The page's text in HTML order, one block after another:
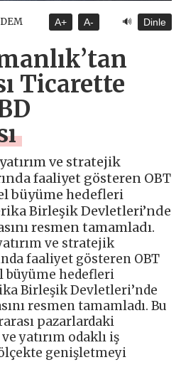
A+ A- 🔊 Dinle
Ticarette
ve stratejik
faaliyet gösteren OBT
büyüme hedefleri
Birleşik Devletleri’nde
resmen tamamladı.
ve stratejik
faaliyet gösteren OBT
büyüme hedefleri
Birleşik Devletleri’nde
resmen tamamladı. Bu
pazarlardaki
yatırım odaklı iş
genişletmeyi